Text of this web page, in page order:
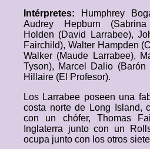
Intérpretes:
Humphrey
Audrey Hepburn
Holden (David Larrabee),
Fairchild), Walter Hampden
Walker (Maude Larrabee),
Tyson), Marcel Dalio (Barón
Hillaire (El Profesor).
Los Larrabee poseen una
costa norte de Long Island,
con un chófer, Thomas
Inglaterra junto con un
ocupa junto con los otros